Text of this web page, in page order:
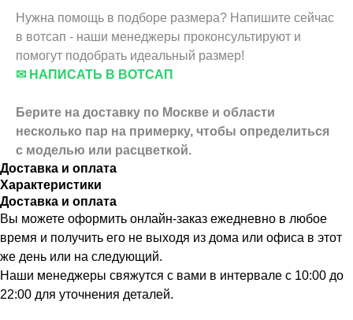
Нужна помощь в подборе размера? Напишите сейчас
в вотсап - наши менеджеры проконсультируют и
помогут подобрать идеальный размер!
✉ НАПИСАТЬ В ВОТСАП
Берите на доставку по Москве и области
несколько пар на примерку, чтобы определиться
с моделью или расцветкой.
Доставка и оплата
Характеристики
Доставка и оплата
Вы можете оформить онлайн-заказ ежедневно в любое
время и получить его не выходя из дома или офиса в этот
же день или на следующий.
Наши менеджеры свяжутся с вами в интервале с 10:00 до
22:00 для уточнения деталей.